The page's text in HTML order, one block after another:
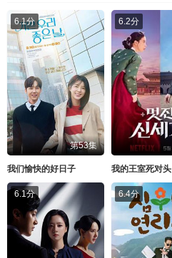
6.1分
第53集
我们愉快的好日子
6.2分
我的王室死对头
6.1分 6.4分